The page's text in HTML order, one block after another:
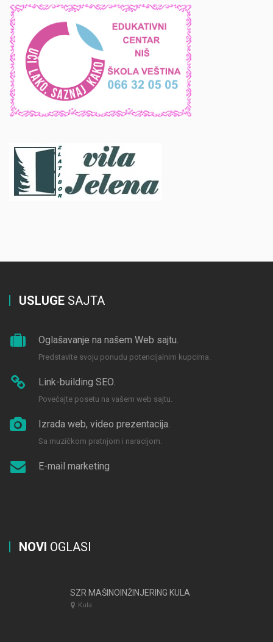
USLUGE SAJTA
Oglašavanje na našem Web sajtu.
Predstavite svoju ponudu potencijalnim kupcima.
Link-building SEO.
Povećajte posetu na vašem web sajtu.
Izrada web, video prezentacija.
Sa muzičkom pratnjom i naracijom.
E-mail marketing
NOVI OGLASI
SZR MAŠINOINŽINJERING KULA
Kula